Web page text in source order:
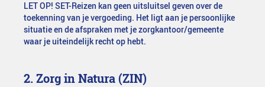
LET OP! SET-Reizen kan geen uitsluitsel geven over de
toekenning van je vergoeding. Het ligt aan je persoonlijke
situatie en de afspraken met je zorgkantoor/gemeente
waar je uiteindelijk recht op hebt.
2. Zorg in Natura (ZIN)